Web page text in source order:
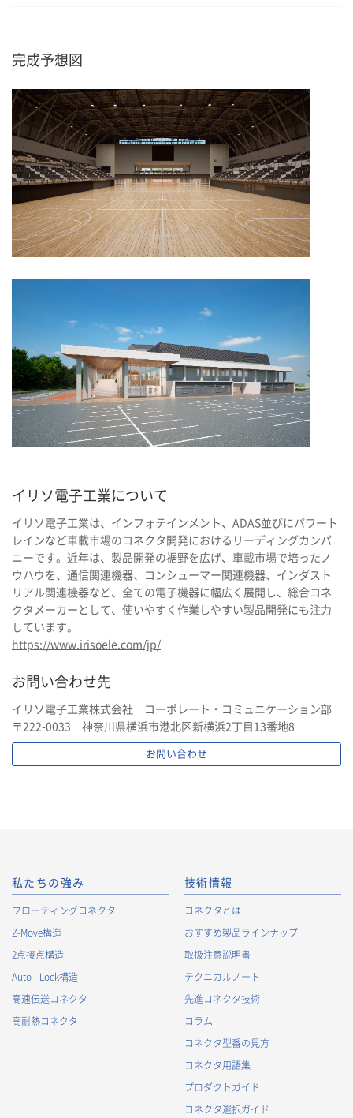
完成予想図
イリソ電子工業について
イリソ電子工業は、インフォテインメント、ADAS並びにパワート
レインなど車載市場のコネクタ開発におけるリーディングカンパ
ニーです。近年は、製品開発の裾野を広げ、車載市場で培ったノ
ウハウを、通信関連機器、コンシューマー関連機器、インダスト
リアル関連機器など、全ての電子機器に幅広く展開し、総合コネ
クタメーカーとして、使いやすく作業しやすい製品開発にも注力
しています。
https://www.irisoele.com/jp/
お問い合わせ先
イリソ電子工業株式会社 コーポレート・コミュニケーション部
〒222-0033 神奈川県横浜市港北区新横浜2丁目13番地8
お問い合わせ
私たちの強み
フローティングコネクタ
Z-Move構造
2点接点構造
Auto I-Lock構造
高速伝送コネクタ
高耐熱コネクタ
技術情報
コネクタとは
おすすめ製品ラインナップ
取扱注意説明書
テクニカルノート
先進コネクタ技術
コラム
コネクタ型番の見方
コネクタ用語集
プロダクトガイド
コネクタ選択ガイド